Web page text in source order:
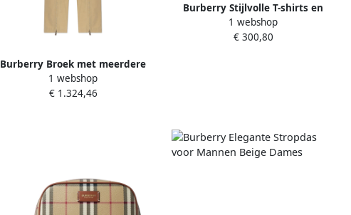
Burberry Broek met meerdere
ritsen Beige Dames
1 webshop
€ 1.324,46
Burberry Stijlvolle T-shirts en
Polos Beige Dames
1 webshop
€ 300,80